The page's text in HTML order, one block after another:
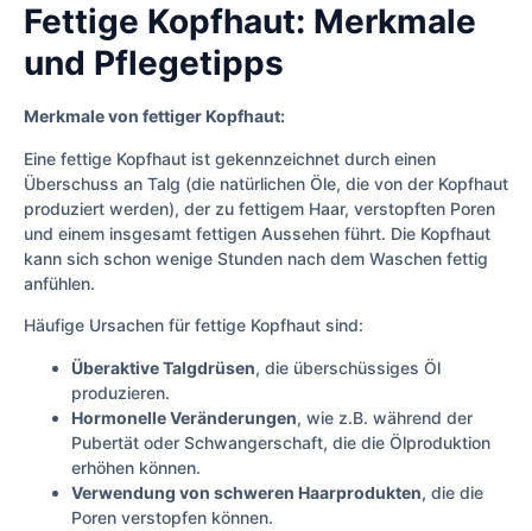
Fettige Kopfhaut: Merkmale
und Pflegetipps
Merkmale von fettiger Kopfhaut:
Eine fettige Kopfhaut ist gekennzeichnet durch einen
Überschuss an Talg (die natürlichen Öle, die von der Kopfhaut
produziert werden), der zu fettigem Haar, verstopften Poren
und einem insgesamt fettigen Aussehen führt. Die Kopfhaut
kann sich schon wenige Stunden nach dem Waschen fettig
anfühlen.
Häufige Ursachen für fettige Kopfhaut sind:
Überaktive Talgdrüsen, die überschüssiges Öl
produzieren.
Hormonelle Veränderungen, wie z.B. während der
Pubertät oder Schwangerschaft, die die Ölproduktion
erhöhen können.
Verwendung von schweren Haarprodukten, die die
Poren verstopfen können.